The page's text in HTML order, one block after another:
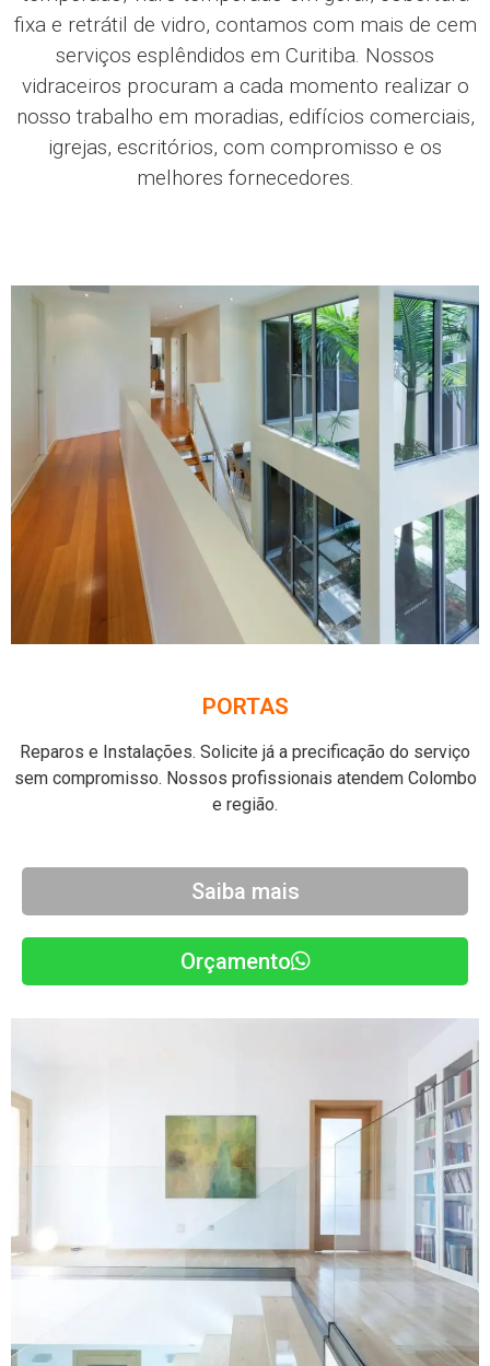
fixa e retrátil de vidro, contamos com mais de cem
serviços esplêndidos em Curitiba. Nossos
vidraceiros procuram a cada momento realizar o
nosso trabalho em moradias, edifícios comerciais,
igrejas, escritórios, com compromisso e os
melhores fornecedores.
PORTAS
Reparos e Instalações. Solicite já a precificação do serviço
sem compromisso. Nossos profissionais atendem Colombo
e região.
Saiba mais
Orçamento